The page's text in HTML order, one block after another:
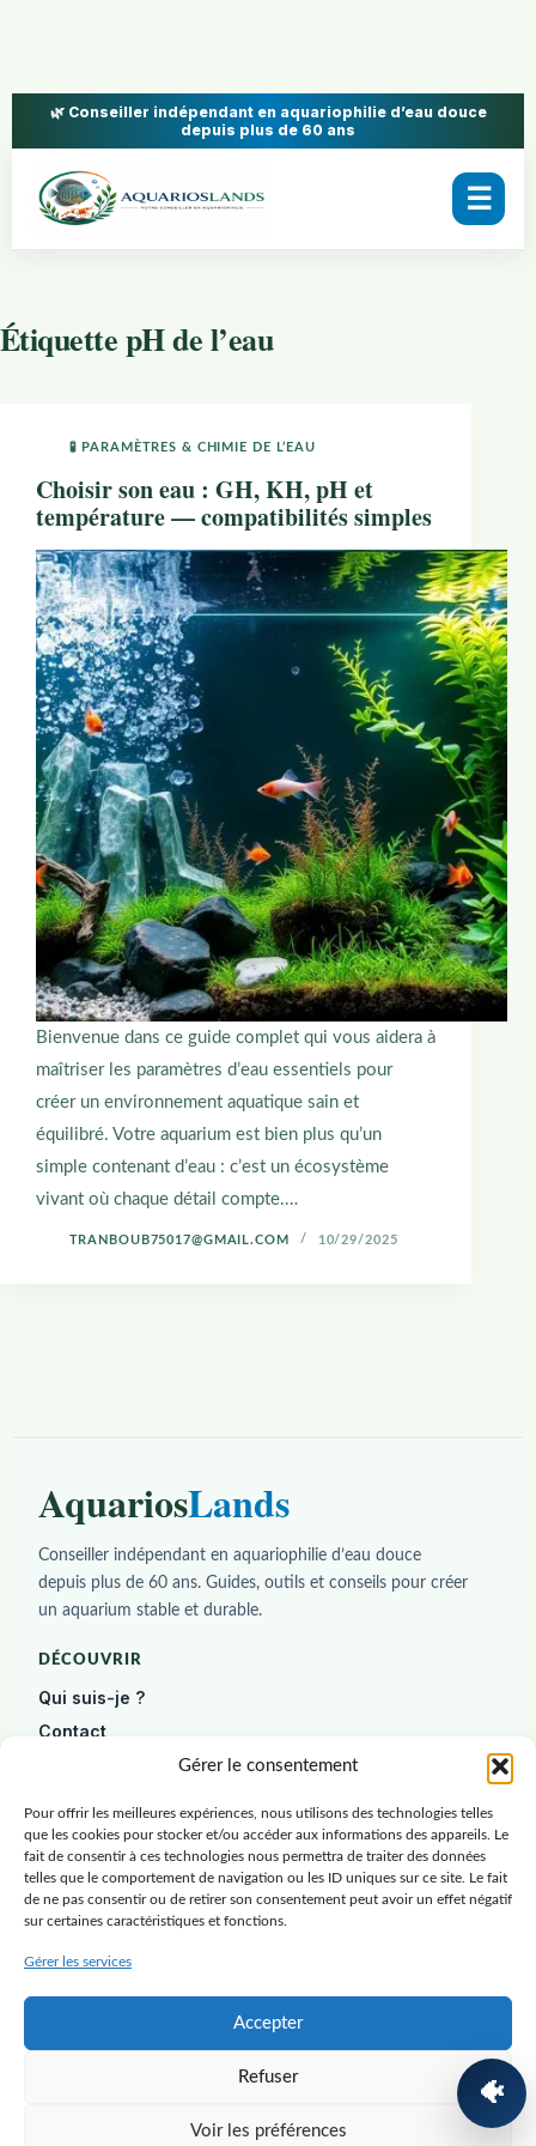
Gérer le consentement
Pour offrir les meilleures expériences, nous utilisons des technologies telles
que les cookies pour stocker et/ou accéder aux informations des appareils. Le
fait de consentir à ces technologies nous permettra de traiter des données
telles que le comportement de navigation ou les ID uniques sur ce site. Le fait
de ne pas consentir ou de retirer son consentement peut avoir un effet négatif
sur certaines caractéristiques et fonctions.
Gérer les services
Accepter
Refuser
Voir les préférences
🌿 Conseiller indépendant en aquariophilie d’eau douce
depuis plus de 60 ans
☰
ÉtiquettepH de l’eau
🧪 PARAMÈTRES & CHIMIE DE L’EAU
Choisir son eau : GH, KH, pH et
température — compatibilités simples
Bienvenue dans ce guide complet qui vous aidera à
maîtriser les paramètres d’eau essentiels pour
créer un environnement aquatique sain et
équilibré. Votre aquarium est bien plus qu’un
simple contenant d’eau : c’est un écosystème
vivant où chaque détail compte.…
TRANBOUB75017@GMAIL.COM 10/29/2025
AquariosLands
Conseiller indépendant en aquariophilie d’eau douce
depuis plus de 60 ans. Guides, outils et conseils pour créer
un aquarium stable et durable.
DÉCOUVRIR
Qui suis-je ?
Contact
Diagnostic gratuit
DÉBUTER
Construire un aquarium
Poissons
Plantes
Crevettes
Blog
🐠